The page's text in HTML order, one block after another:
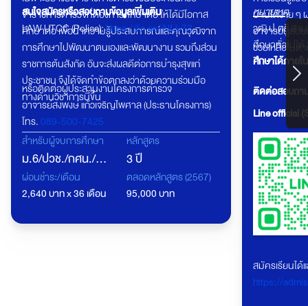
ข้าราชการตำรวจที่ต้องการศึกษาต่อ ให้ได้มีโอกาส
ศึกษาต่อ เพื่อนำความรู้ประสบการณ์และคุณวุฒิจาก
การศึกษาไปพัฒนาตนเองและพัฒนางาน รวมถึงส่วน
ราชการต้นสังกัด อันจะส่งผลดีต่อการบำรุงสุขแก่
ประชาชน จึงได้จัดทำข้อตกลงว่าด้วยความร่วมมือ
ทางด้านวิชาการนี้ขึ้น
สนใจสมัครหรือสอบถามข้อมูลเพิ่มเติม
LAW UTCC (Police):https://lin.ee/iNfJv73
หรือติดต่อผู้ประสานงานโครงการตำรวจ
อาจารย์สงพงษ์ แก้วเจริญไพศาล (ประธานโครงการ)
โทร.089-500-7425
คุณสุรีย์พร ถาวรศักดิ์ (คุณอ้อ)
โทร.095-367-5508
สำหรับผู้จบการศึกษา
ม.6/ปวช./กศน./
ปวส.
หลักสูตร
3 ปี
ผ่อนชำระ/เดือน
2,640 บาท x 36 เดือน
ตลอดหลักสูตร (2567)
95,000 บาท
บ้านได้ง่าย ๆ
อาจารย์ผู้สอ
ช่วยเหลือในด้
หมายเหตุ
วุฒิ ป.ตรี สาม
ศึกษาทั่วไปไ
ศึกษาได้ภายใ
ติดต่อสอบถา
Line official
สมัครเรียนได้
https://